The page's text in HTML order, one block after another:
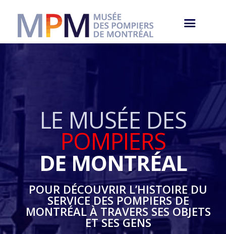
POUR DÉCOUVRIR L’HISTOIRE DU
SERVICE DES POMPIERS DE
MONTRÉAL À TRAVERS SES OBJETS
ET SES GENS
LE MUSÉE DES
POMPIERS
DE MONTRÉAL